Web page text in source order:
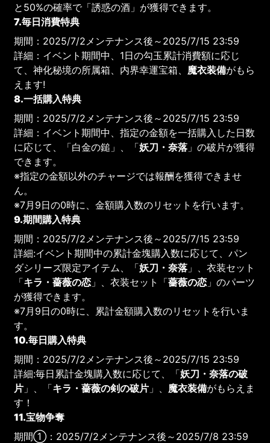
と50%の確率で「誘惑の酒」が獲得できます。
7.毎日消費特典
期間：2025/7/2メンテナンス後～2025/7/15 23:59
詳細：イベント期間中、1日の勾玉累計消費額に応じ
て、神化秘境の所属箱、内界幸運宝箱、 魔衣装備がもら
えます!
8.一括購入特典
期間：2025/7/2メンテナンス後～2025/7/15 23:59
詳細：イベント期間中、指定の金額を一括購入した日数
に応じて、「白金の鎚」、「妖刀・奈落 」の破片が獲得
できます。
※指定の金額以外のチャージでは報酬を獲得できませ
ん。
※7月9日の0時に、金額購入数のリセットを行います。
9.期間購入特典
期間：2025/7/2メンテナンス後～2025/7/15 23:59
詳細:イベント期間中の累計金塊購入数に応じて、パン
ダシリーズ限定アイテム、「妖刀・奈落 」、衣装セット
「キラ・薔薇の恋 」、衣装セット「薔薇の恋 」のパーツ
が獲得できます。
※7月9日の0時に、累計金額購入数のリセットを行いま
す。
10.毎日購入特典
期間：2025/7/2メンテナンス後～2025/7/15 23:59
詳細:毎日累計金塊購入数に応じて、「妖刀・奈落の破
片 」、「キラ・薔薇の剣の破片 」、 魔衣装備がもらえま
す！
11.宝物争奪
期間①：2025/7/2メンテナンス後～2025/7/8 23:59